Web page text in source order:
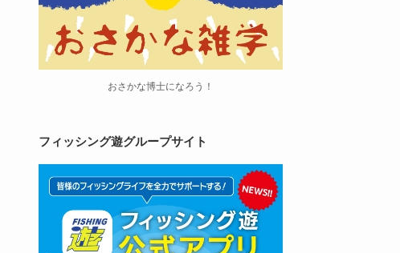
おさかな博士になろう！
フィッシング遊グループサイト